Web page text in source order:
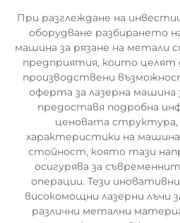
При разглеждане на
оборудване разбирането
машина за рязане на метали
предприятия, които
производствени
оферта за лазерна машина
предоставя подробна
ценовата
характеристики на
стойност, която тази
осигурява за
операции. Тези
високомощни лазерни лъчи
различни метални